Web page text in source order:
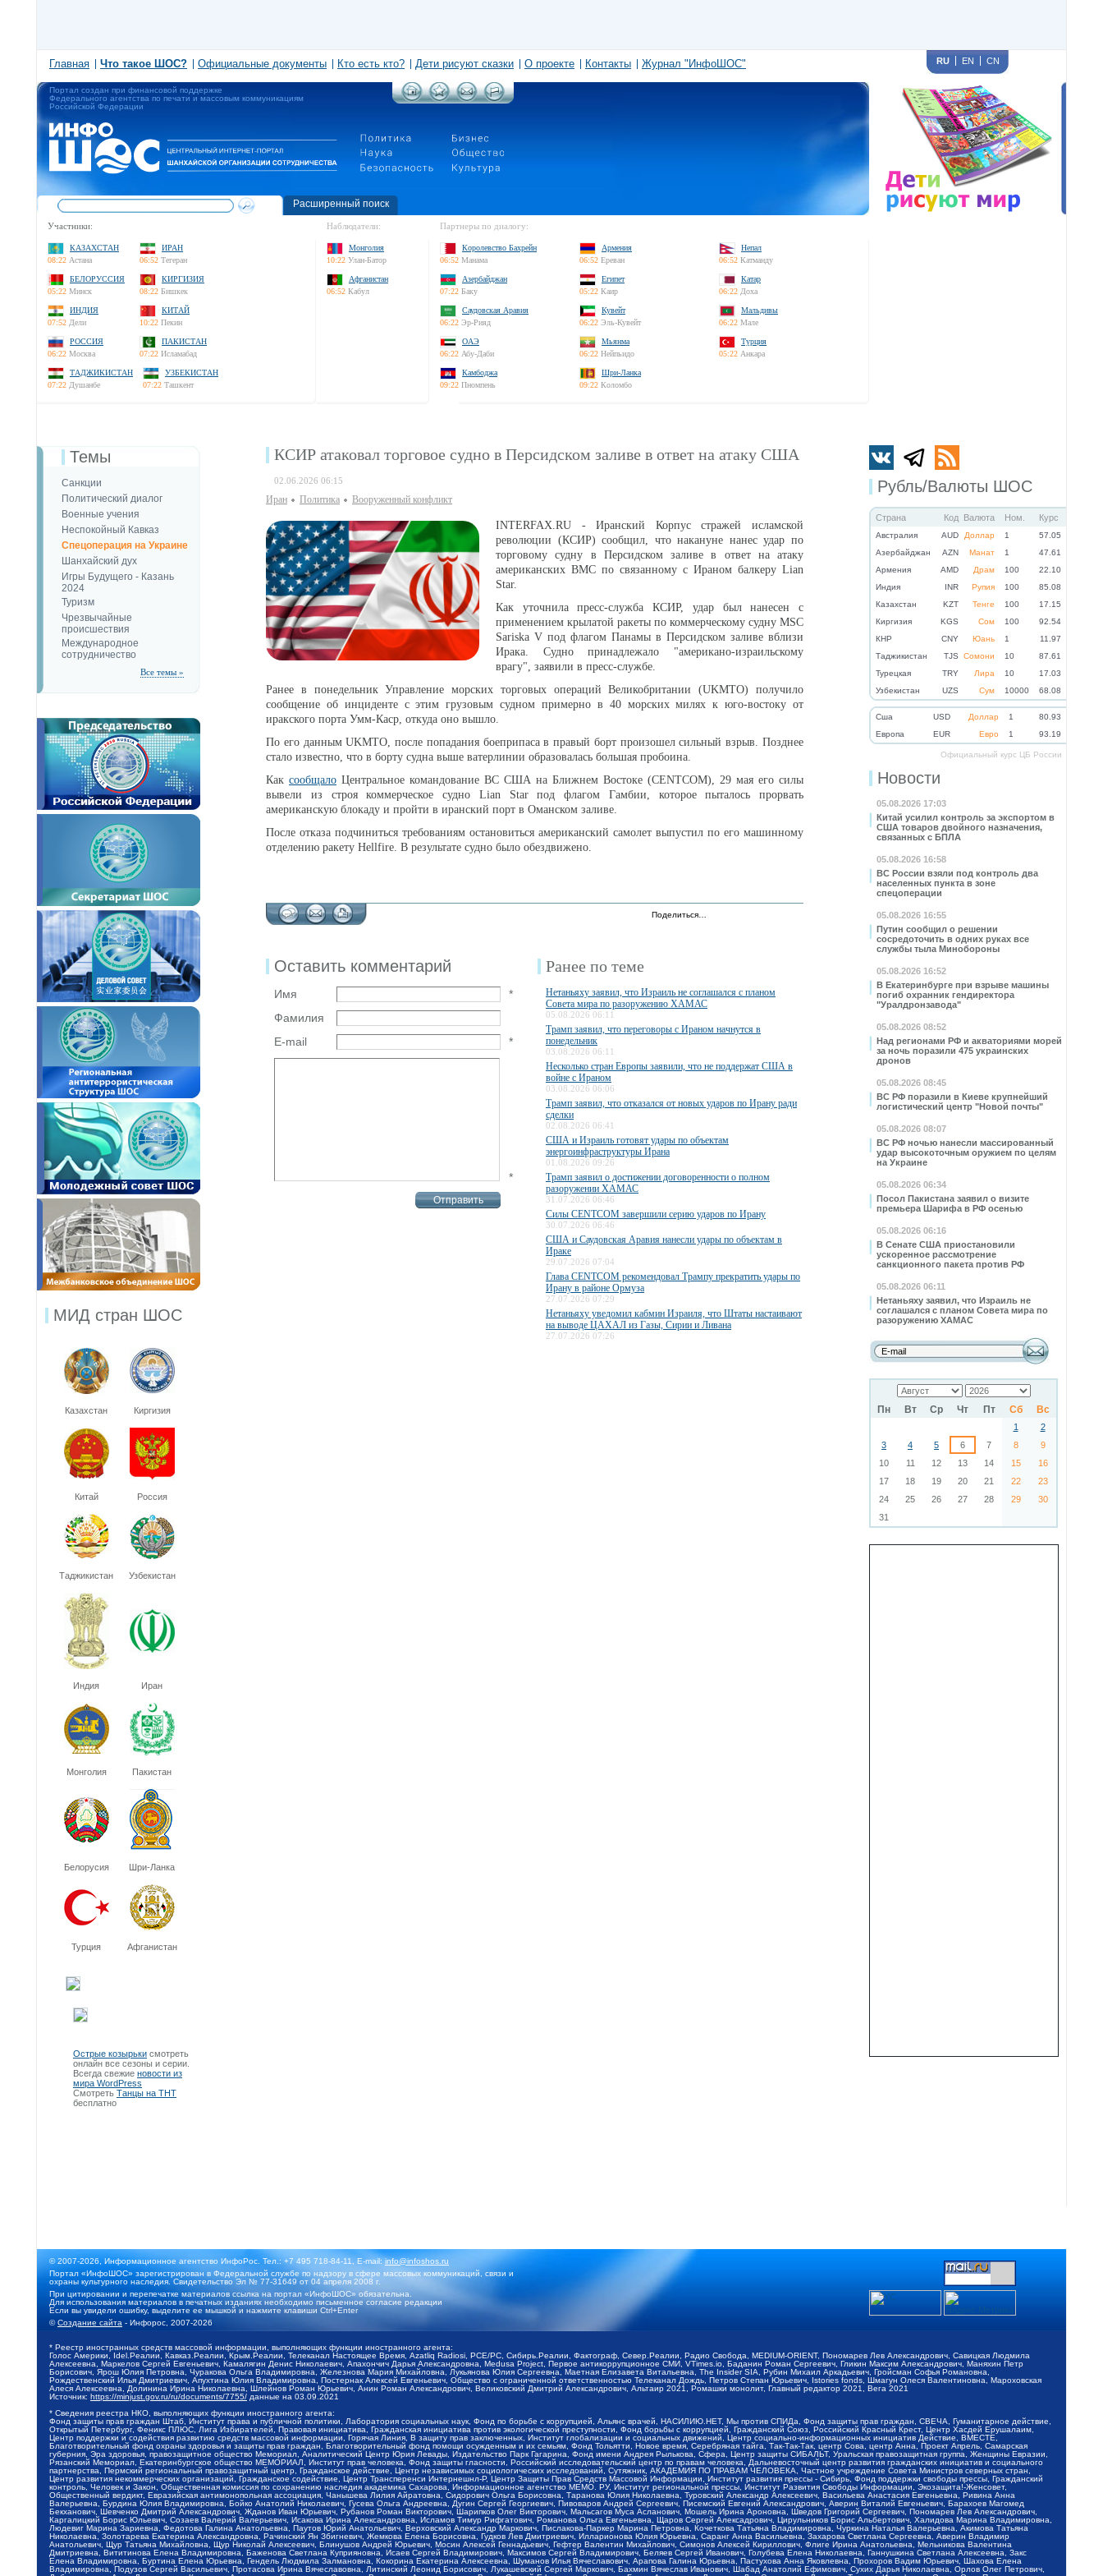
Главная Что такое ШОС? Официальные документы Кто есть кто? Дети рисуют сказки О проекте Контакты Журнал "ИнфоШОС" RU EN CN
Портал создан при финансовой поддержке
Федерального агентства по печати и массовым коммуникациям
Российской Федерации
Расширенный поиск
Участники:
КАЗАХСТАН
08:22 Астана
ИРАН
06:52 Тегеран
БЕЛОРУССИЯ
05:22 Минск
КИРГИЗИЯ
08:22 Бишкек
ИНДИЯ
07:52 Дели
КИТАЙ
10:22 Пекин
РОССИЯ
06:22 Москва
ПАКИСТАН
07:22 Исламабад
ТАДЖИКИСТАН
07:22 Душанбе
УЗБЕКИСТАН
07:22 Ташкент
Наблюдатели:
Монголия
10:22 Улан-Батор
Афганистан
06:52 Кабул
Партнеры по диалогу:
Королевство Бахрейн
06:52 Манама
Армения
06:52 Ереван
Непал
06:52 Катманду
Азербайджан
07:22 Баку
Египет
05:22 Каир
Катар
06:22 Доха
Саудовская Аравия
06:22 Эр-Рияд
Кувейт
06:22 Эль-Кувейт
Мальдивы
06:22 Мале
ОАЭ
06:22 Абу-Даби
Мьянма
06:22 Нейпьидо
Турция
05:22 Анкара
Камбоджа
09:22 Пномпень
Шри-Ланка
09:22 Коломбо
Рубль/Валюты ШОС
Страна Код Валюта Ном. Курс
Австралия AUD Доллар 1
57.05
Азербайджан
AZN Манат 1
47.61
Армения
AMD Драм 100
22.10
Индия
INR Рупия 100
85.08
Казахстан
KZT Тенге 100
17.15
Киргизия
KGS Сом 100
92.54
КНР
CNY Юань 1
11.97
Таджикистан
TJS Сомони 10
87.61
Турецкая
TRY Лира 10
17.03
Узбекистан
UZS Сум 10000 68.08
Cша USD Доллар 1
80.93
Eвропа
EUR Евро 1 93.19
Официальный курс ЦБ России
Новости
05.08.2026 17:03
Китай усилил контроль за экспортом в
США товаров двойного назначения,
связанных с БПЛА
05.08.2026 16:58
ВС России взяли под контроль два
населенных пункта в зоне
спецоперации
05.08.2026 16:55
Путин сообщил о решении
сосредоточить в одних руках все
службы тыла Минобороны
05.08.2026 16:52
В Екатеринбурге при взрыве машины
погиб охранник гендиректора
"Уралдронзавода"
05.08.2026 08:52
Над регионами РФ и акваториями морей
за ночь поразили 475 украинских
дронов
05.08.2026 08:45
ВС РФ поразили в Киеве крупнейший
логистический центр "Новой почты"
05.08.2026 08:07
ВС РФ ночью нанесли массированный
удар высокоточным оружием по целям
на Украине
05.08.2026 06:34
Посол Пакистана заявил о визите
премьера Шарифа в РФ осенью
05.08.2026 06:16
В Сенате США приостановили
ускоренное рассмотрение
санкционного пакета против РФ
05.08.2026 06:11
Нетаньяху заявил, что Израиль не
соглашался с планом Совета мира по
разоружению ХАМАС
Пн Вт Ср Чт Пт Сб Вс
1
2
3
4 5 6 7 8
9
10
11 12 13 14 15
16
17
18 19 20 21 22
23
24
25 26 27 28 29
30
31
Темы
Санкции
Политический диалог
Военные учения
Неспокойный Кавказ
Спецоперация на Украине
Шанхайский дух
Игры Будущего - Казань
2024
Туризм
Чрезвычайные
происшествия
Международное
сотрудничество
Все темы »
МИД стран ШОС
Казахстан Киргизия
Китай Россия
Таджикистан Узбекистан
Индия Иран
Монголия Пакистан
Белорусия Шри-Ланка
Турция Афганистан
Острые козырьки смотреть
онлайн все сезоны и серии.
Всегда свежие новости из
мира WordPress
Смотреть Танцы на ТНТ
бесплатно
КСИР атаковал торговое судно в Персидском заливе в ответ на атаку США
02.06.2026 06:15
Иран Политика Вооруженный конфликт
INTERFAX.RU - Иранский Корпус стражей исламской
революции (КСИР) сообщил, что накануне нанес удар по
торговому судну в Персидском заливе в ответ на атаку
американских ВМС по связанному с Ираном балкеру Lian
Star.
Как уточнила пресс-служба КСИР, удар был нанесен с
применением крылатой ракеты по коммерческому судну MSC
Sariska V под флагом Панамы в Персидском заливе вблизи
Ирака. Судно принадлежало "американо-израильскому
врагу", заявили в пресс-службе.
Ранее в понедельник Управление морских торговых операций Великобритании (UKMTO) получило
сообщение об инциденте с этим грузовым судном примерно в 40 морских милях к юго-востоку от
иракского порта Умм-Каср, откуда оно вышло.
По его данным UKMTO, после попадания боеприпаса в правый борт произошел сильный взрыв. Позднее
стало известно, что в борту судна выше ватерлинии образовалась большая пробоина.
Как сообщало Центральное командование ВС США на Ближнем Востоке (CENTCOM), 29 мая его силы
вывели из строя коммерческое судно Lian Star под флагом Гамбии, которое пыталось прорвать
американскую блокаду и пройти в иранский порт в Оманском заливе.
После отказа подчиниться требованиям остановиться американский самолет выпустил по его машинному
отделению ракету Hellfire. В результате судно было обездвижено.
Поделиться…
Оставить комментарий
Имя
*
Фамилия
E-mail
*
*
Ранее по теме
Нетаньяху заявил, что Израиль не соглашался с планом
Совета мира по разоружению ХАМАС
05.08.2026 06:11
Трамп заявил, что переговоры с Ираном начнутся в
понедельник
03.08.2026 06:11
Несколько стран Европы заявили, что не поддержат США в
войне с Ираном
03.08.2026 06:06
Трамп заявил, что отказался от новых ударов по Ирану ради
сделки
02.08.2026 06:41
США и Израиль готовят удары по объектам
энергоинфраструктуры Ирана
01.08.2026 09:26
Трамп заявил о достижении договоренности о полном
разоружении ХАМАС
31.07.2026 06:46
Силы CENTCOM завершили серию ударов по Ирану
30.07.2026 06:46
США и Саудовская Аравия нанесли удары по объектам в
Ираке
29.07.2026 07:04
Глава CENTCOM рекомендовал Трампу прекратить удары по
Ирану в районе Ормуза
27.07.2026 07:29
Нетаньяху уведомил кабмин Израиля, что Штаты настаивают
на выводе ЦАХАЛ из Газы, Сирии и Ливана
27.07.2026 07:26
© 2007-2026, Информационное агентство ИнфоРос. Тел.: +7 495 718-84-11, E-mail:info@infoshos.ru
Портал «ИнфоШОС» зарегистрирован в Федеральной службе по надзору в сфере массовых коммуникаций, связи и
охраны культурного наследия. Свидетельство Эл № 77-31649 от 04 апреля 2008 г.
При цитировании и перепечатке материалов ссылка на портал «ИнфоШОС» обязательна.
Для использования материалов в печатных изданиях необходимо письменное согласие редакции
Если вы увидели ошибку, выделите ее мышкой и нажмите клавиши Ctrl+Enter
©Создание сайта - Инфорос, 2007-2026
* Реестр иностранных средств массовой информации, выполняющих функции иностранного агента:
Голос Америки, Idel.Реалии, Кавказ.Реалии, Крым.Реалии, Телеканал Настоящее Время, Azatliq Radiosi, PCE/PC, Сибирь.Реалии, Фактограф, Север.Реалии, Радио Свобода, MEDIUM-ORIENT, Пономарев Лев Александрович, Савицкая Людмила
Алексеевна, Маркелов Сергей Евгеньевич, Камалягин Денис Николаевич, Апахончич Дарья Александровна, Medusa Project, Первое антикоррупционное СМИ, VTimes.io, Баданин Роман Сергеевич, Гликин Максим Александрович, Маняхин Петр
Борисович, Ярош Юлия Петровна, Чуракова Ольга Владимировна, Железнова Мария Михайловна, Лукьянова Юлия Сергеевна, Маетная Елизавета Витальевна, The Insider SIA, Рубин Михаил Аркадьевич, Гройсман Софья Романовна,
Рождественский Илья Дмитриевич, Апухтина Юлия Владимировна, Постернак Алексей Евгеньевич, Общество с ограниченной ответственностью Телеканал Дождь, Петров Степан Юрьевич, Istories fonds, Шмагун Олеся Валентиновна, Мароховская
Алеся Алексеевна, Долинина Ирина Николаевна, Шлейнов Роман Юрьевич, Анин Роман Александрович, Великовский Дмитрий Александрович, Альтаир 2021, Ромашки монолит, Главный редактор 2021, Вега 2021
Источник: https://minjust.gov.ru/ru/documents/7755/ данные на 03.09.2021
* Сведения реестра НКО, выполняющих функции иностранного агента:
Фонд защиты прав граждан Штаб, Институт права и публичной политики, Лаборатория социальных наук, Фонд по борьбе с коррупцией, Альянс врачей, НАСИЛИЮ.НЕТ, Мы против СПИДа, Фонд защиты прав граждан, СВЕЧА, Гуманитарное действие,
Открытый Петербург, Феникс ПЛЮС, Лига Избирателей, Правовая инициатива, Гражданская инициатива против экологической преступности, Фонд борьбы с коррупцией, Гражданский Союз, Российский Красный Крест, Центр Хасдей Ерушалаим,
Центр поддержки и содействия развитию средств массовой информации, Горячая Линия, В защиту прав заключенных, Институт глобализации и социальных движений, Центр социально-информационных инициатив Действие, ВМЕСТЕ,
Благотворительный фонд охраны здоровья и защиты прав граждан, Благотворительный фонд помощи осужденным и их семьям, Фонд Тольятти, Новое время, Серебряная тайга, Так-Так-Так, центр Сова, центр Анна, Проект Апрель, Самарская
губерния, Эра здоровья, правозащитное общество Мемориал, Аналитический Центр Юрия Левады, Издательство Парк Гагарина, Фонд имени Андрея Рылькова, Сфера, Центр защиты СИБАЛЬТ, Уральская правозащитная группа, Женщины Евразии,
Рязанский Мемориал, Екатеринбургское общество МЕМОРИАЛ, Институт прав человека, Фонд защиты гласности, Российский исследовательский центр по правам человека, Дальневосточный центр развития гражданских инициатив и социального
партнерства, Пермский региональный правозащитный центр, Гражданское действие, Центр независимых социологических исследований, Сутяжник, АКАДЕМИЯ ПО ПРАВАМ ЧЕЛОВЕКА, Частное учреждение Совета Министров северных стран,
Центр развития некоммерческих организаций, Гражданское содействие, Центр Трансперенси Интернешнл-Р, Центр Защиты Прав Средств Массовой Информации, Институт развития прессы - Сибирь, Фонд поддержки свободы прессы, Гражданский
контроль, Человек и Закон, Общественная комиссия по сохранению наследия академика Сахарова, Информационное агентство МЕМО. РУ, Институт региональной прессы, Институт Развития Свободы Информации, Экозащита!-Женсовет,
Общественный вердикт, Евразийская антимонопольная ассоциация, Чанышева Лилия Айратовна, Сидорович Ольга Борисовна, Таранова Юлия Николаевна, Туровский Александр Алексеевич, Васильева Анастасия Евгеньевна, Ривина Анна
Валерьевна, Бурдина Юлия Владимировна, Бойко Анатолий Николаевич, Гусева Ольга Андреевна, Дугин Сергей Георгиевич, Пивоваров Андрей Сергеевич, Писемский Евгений Александрович, Аверин Виталий Евгеньевич, Барахоев Магомед
Бекханович, Шевченко Дмитрий Александрович, Жданов Иван Юрьевич, Рубанов Роман Викторович, Шарипков Олег Викторович, Мальсагов Муса Асланович, Мошель Ирина Ароновна, Шведов Григорий Сергеевич, Пономарев Лев Александрович,
Каргалицкий Борис Юльевич, Созаев Валерий Валерьевич, Исакова Ирина Александровна, Исламов Тимур Рифгатович, Романова Ольга Евгеньевна, Щаров Сергей Алексадрович, Цирульников Борис Альбертович, Халидова Марина Владимировна,
Людевиг Марина Зариевна, Федотова Галина Анатольевна, Паутов Юрий Анатольевич, Верховский Александр Маркович, Пислакова-Паркер Марина Петровна, Кочеткова Татьяна Владимировна, Чуркина Наталья Валерьевна, Акимова Татьяна
Николаевна, Золотарева Екатерина Александровна, Рачинский Ян Збигневич, Жемкова Елена Борисовна, Гудков Лев Дмитриевич, Илларионова Юлия Юрьевна, Саранг Анна Васильевна, Захарова Светлана Сергеевна, Аверин Владимир
Анатольевич, Щур Татьяна Михайловна, Щур Николай Алексеевич, Блинушов Андрей Юрьевич, Мосин Алексей Геннадьевич, Гефтер Валентин Михайлович, Симонов Алексей Кириллович, Флиге Ирина Анатольевна, Мельникова Валентина
Дмитриевна, Вититинова Елена Владимировна, Баженова Светлана Куприяновна, Исаев Сергей Владимирович, Максимов Сергей Владимирович, Беляев Сергей Иванович, Голубева Елена Николаевна, Ганнушкина Светлана Алексеевна, Закс
Елена Владимировна, Буртина Елена Юрьевна, Гендель Людмила Залмановна, Кокорина Екатерина Алексеевна, Шуманов Илья Вячеславович, Арапова Галина Юрьевна, Пастухова Анна Яковлевна, Прохоров Вадим Юрьевич, Шахова Елена
Владимировна, Подузов Сергей Васильевич, Протасова Ирина Вячеславовна, Литинский Леонид Борисович, Лукашевский Сергей Маркович, Бахмин Вячеслав Иванович, Шабад Анатолий Ефимович, Сухих Дарья Николаевна, Орлов Олег Петрович,